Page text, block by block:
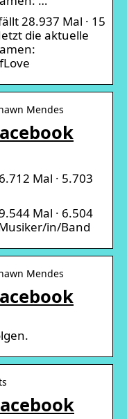
28.937 Mal · 15
die aktuelle
Mendes
Mal · 5.703
Mal · 6.504
in/Band
Mendes